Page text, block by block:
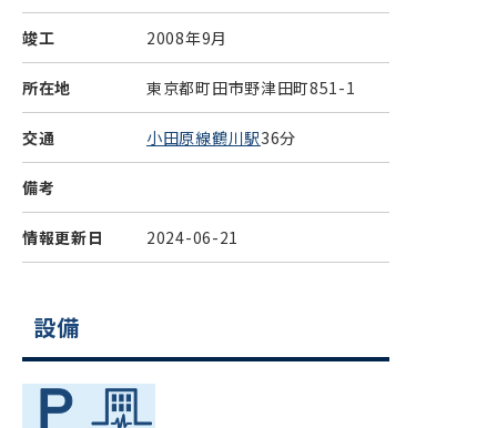
竣工 2008年9月
所在地 東京都町田市野津田町851-1
交通 小田原線鶴川駅36分
備考
情報更新日 2024-06-21
設備